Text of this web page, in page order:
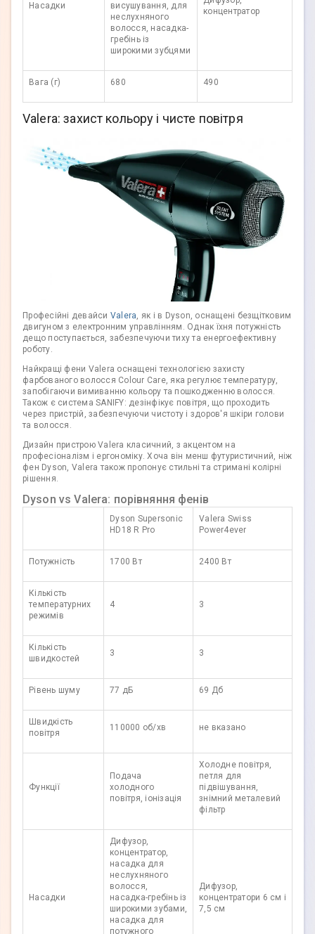
Насадки
висушування, для
неслухняного
волосся, насадка-
гребінь із
широкими зубцями
концентратор
Вага (г) 680 490
Valera: захист кольору і чисте повітря
Професійні девайси Valera, як і в Dyson, оснащені безщітковим
двигуном з електронним управлінням. Однак їхня потужність
дещо поступається, забезпечуючи тиху та енергоефективну
роботу.
Найкращі фени Valera оснащені технологією захисту
фарбованого волосся Colour Care, яка регулює температуру,
запобігаючи вимиванню кольору та пошкодженню волосся.
Також є система SANIFY: дезінфікує повітря, що проходить
через пристрій, забезпечуючи чистоту і здоров'я шкіри голови
та волосся.
Дизайн пристрою Valera класичний, з акцентом на
професіоналізм і ергономіку. Хоча він менш футуристичний, ніж
фен Dyson, Valera також пропонує стильні та стримані колірні
рішення.
Dyson vs Valera: порівняння фенів
Dyson Supersonic
HD18 R Pro
Valera Swiss
Power4ever
Потужність 1700 Вт 2400 Вт
Кількість
температурних
режимів
4 3
Кількість
швидкостей
3 3
Рівень шуму 77 дБ 69 Дб
Швидкість
повітря
110000 об/хв не вказано
Функції
Подача
холодного
повітря, іонізація
Холодне повітря,
петля для
підвішування,
знімний металевий
фільтр
Насадки
Дифузор,
концентратор,
насадка для
неслухняного
волосся,
насадка-гребінь із
широкими зубами,
насадка для
потужного
Дифузор,
концентратори 6 см і
7,5 см